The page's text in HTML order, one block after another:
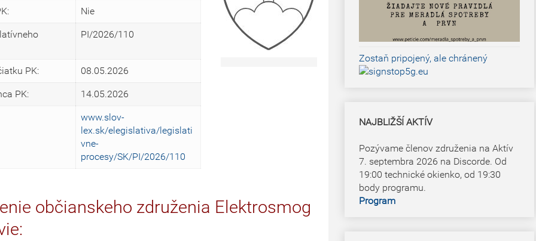
Nie
PI/2026/110
PK: 08.05.2026
PK: 14.05.2026
www.slov-
lex.sk/elegislativa/legislati
vne-
procesy/SK/PI/2026/110
občianskeho združenia Elektrosmog
Zostaň pripojený, ale chránený
NAJBLIŽŠÍ AKTÍV
Pozývame členov združenia na Aktív
7. septembra 2026 na Discorde. Od
19:00 technické okienko, od 19:30
body programu.
Program